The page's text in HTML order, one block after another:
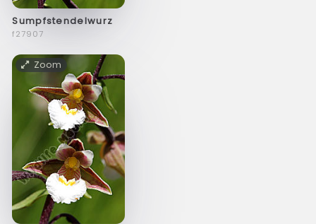
Sumpfstendelwurz
f27907
Zoom